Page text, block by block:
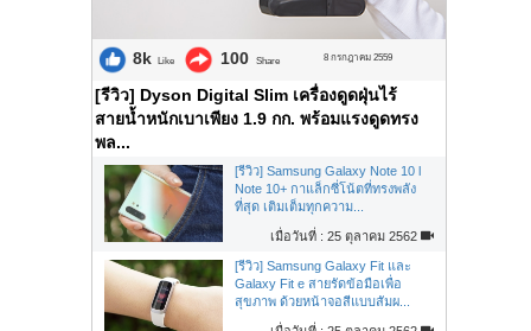
8k Like 100 Share 8 กรกฎาคม 2559
[รีวิว] Dyson Digital Slim เครื่องดูดฝุ่นไร้
สายน้ำหนักเบาเพียง 1.9 กก. พร้อมแรงดูดทรง
พล...
[รีวิว] Samsung Galaxy Note 10 l
Note 10+ กาแล็กซี่โน้ตที่ทรงพลัง
ที่สุด เติมเต็มทุกความ...
เมื่อวันที่ : 25 ตุลาคม 2562
[รีวิว] Samsung Galaxy Fit และ
Galaxy Fit e สายรัดข้อมือเพื่อ
สุขภาพ ด้วยหน้าจอสีแบบสัมผ...